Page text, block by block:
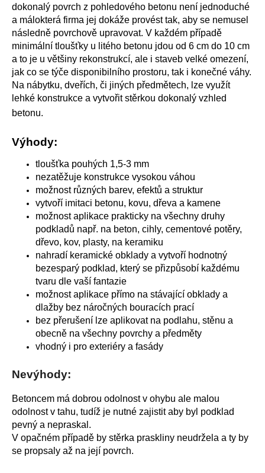
dokonalý povrch z pohledového betonu není jednoduché
a málokterá firma jej dokáže provést tak, aby se nemusel
následně povrchově upravovat. V každém případě
minimální tloušťky u litého betonu jdou od 6 cm do 10 cm
a to je u většiny rekonstrukcí, ale i staveb velké omezení,
jak co se týče disponibilního prostoru, tak i konečné váhy.
Na nábytku, dveřích, či jiných předmětech, lze využít
lehké konstrukce a vytvořit stěrkou dokonalý vzhled
betonu.
Výhody:
tloušťka pouhých 1,5-3 mm
nezatěžuje konstrukce vysokou váhou
možnost různých barev, efektů a struktur
vytvoří imitaci betonu, kovu, dřeva a kamene
možnost aplikace prakticky na všechny druhy
podkladů např. na beton, cihly, cementové potěry,
dřevo, kov, plasty, na keramiku
nahradí keramické obklady a vytvoří hodnotný
bezesparý podklad, který se přizpůsobí každému
tvaru dle vaší fantazie
možnost aplikace přímo na stávající obklady a
dlažby bez náročných bouracích prací
bez přerušení lze aplikovat na podlahu, stěnu a
obecně na všechny povrchy a předměty
vhodný i pro exteriéry a fasády
Nevýhody:
Betoncem má dobrou odolnost v ohybu ale malou
odolnost v tahu, tudíž je nutné zajistit aby byl podklad
pevný a nepraskal.
V opačném případě by stěrka praskliny neudržela a ty by
se propsaly až na její povrch.